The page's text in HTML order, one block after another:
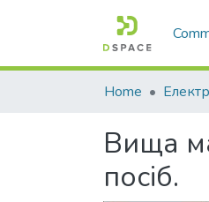
Home
Вища
посіб.